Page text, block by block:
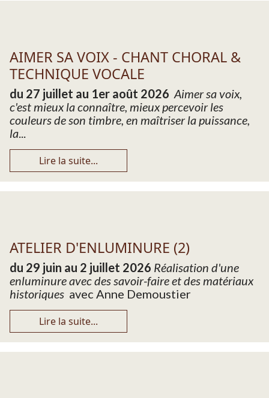
AIMER SA VOIX - CHANT CHORAL &
TECHNIQUE VOCALE
du 27 juillet au 1er août 2026 Aimer sa voix,
c'est mieux la connaître, mieux percevoir les
couleurs de son timbre, en maîtriser la puissance,
la...
Lire la suite...
ATELIER D'ENLUMINURE (2)
du 29 juin au 2 juillet 2026 Réalisation d'une
enluminure avec des savoir-faire et des matériaux
historiques avec Anne Demoustier
Lire la suite...